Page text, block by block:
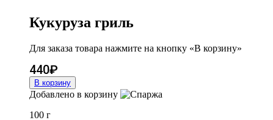
Кукуруза гриль
Для заказа товара нажмите на кнопку «В корзину»
440₽
В корзину
Добавлено в корзину
100 г